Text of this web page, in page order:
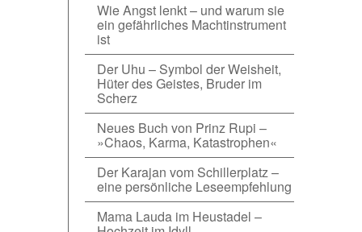
Wie Angst lenkt – und warum sie
ein gefährliches Machtinstrument
ist
Der Uhu – Symbol der Weisheit,
Hüter des Geistes, Bruder im
Scherz
Neues Buch von Prinz Rupi –
»Chaos, Karma, Katastrophen«
Der Karajan vom Schillerplatz –
eine persönliche Leseempfehlung
Mama Lauda im Heustadel –